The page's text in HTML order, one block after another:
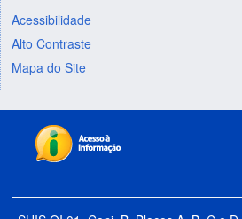
Acessibilidade
Alto Contraste
Mapa do Site